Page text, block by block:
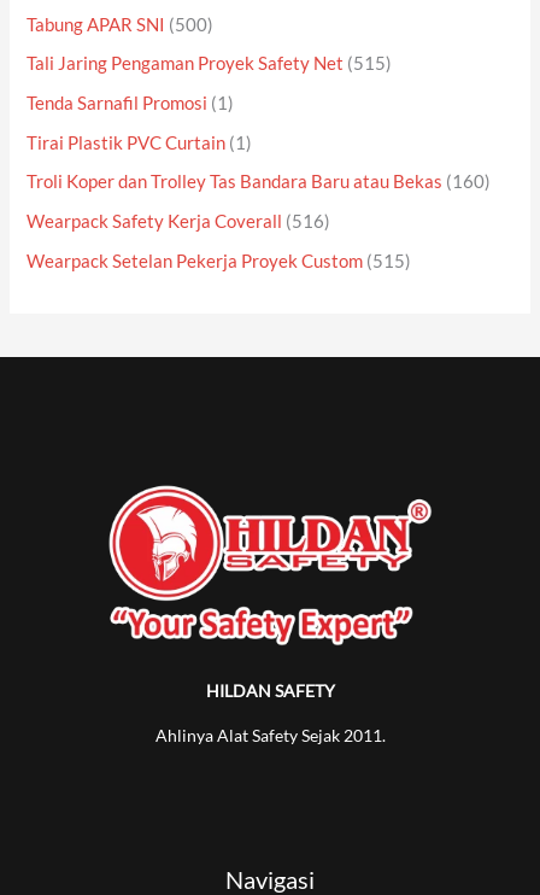
Tabung APAR SNI (500)
Tali Jaring Pengaman Proyek Safety Net (515)
Tenda Sarnafil Promosi (1)
Tirai Plastik PVC Curtain (1)
Troli Koper dan Trolley Tas Bandara Baru atau Bekas (160)
Wearpack Safety Kerja Coverall (516)
Wearpack Setelan Pekerja Proyek Custom (515)
HILDAN SAFETY
Ahlinya Alat Safety Sejak 2011.
Navigasi